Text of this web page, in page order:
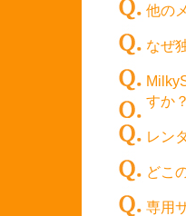
他の
なぜ
すか？
レン
どこ
専用